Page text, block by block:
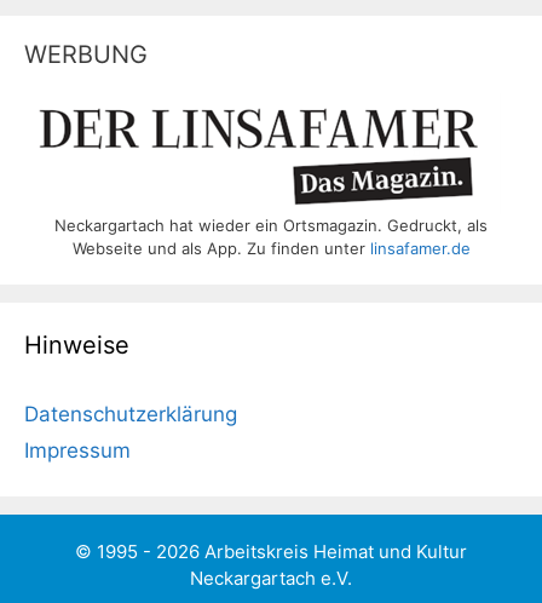
WERBUNG
Neckargartach hat wieder ein Ortsmagazin. Gedruckt, als
Webseite und als App. Zu finden unter linsafamer.de
Hinweise
Datenschutzerklärung
Impressum
© 1995 - 2026 Arbeitskreis Heimat und Kultur
Neckargartach e.V.